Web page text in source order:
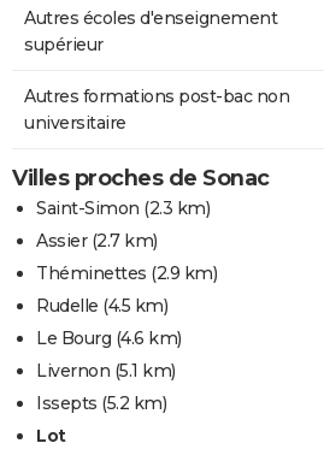
Autres écoles d'enseignement
supérieur
Autres formations post-bac non
universitaire
Villes proches de Sonac
Saint-Simon (2.3 km)
Assier(2.7 km)
Théminettes (2.9 km)
Rudelle (4.5 km)
Le Bourg (4.6 km)
Livernon (5.1 km)
Issepts (5.2 km)
Lot